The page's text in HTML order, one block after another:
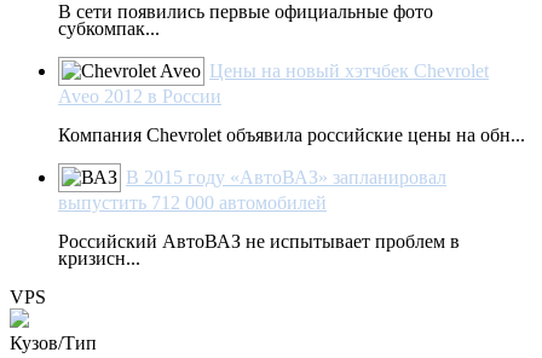
В сети появились первые официальные фото
субкомпак...
Цены на новый хэтчбек Chevrolet
Aveo 2012 в России
Компания Chevrolet объявила российские цены на обн...
В 2015 году «АвтоВАЗ» запланировал
выпустить 712 000 автомобилей
Российский АвтоВАЗ не испытывает проблем в
кризисн...
VPS
Кузов/Тип